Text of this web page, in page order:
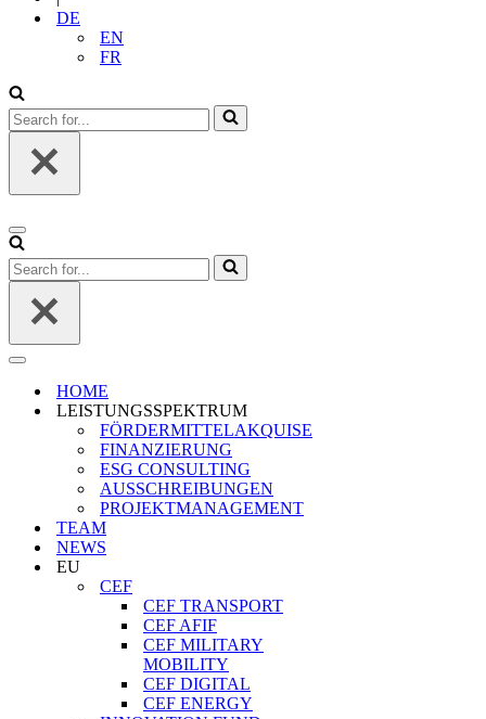
DE
EN
FR
Search
for...
Navigation
Menu
Search
for...
Navigation
HOME
LEISTUNGSSPEKTRUM
FÖRDERMITTELAKQUISE
FINANZIERUNG
ESG CONSULTING
AUSSCHREIBUNGEN
PROJEKTMANAGEMENT
TEAM
NEWS
EU
CEF
CEF TRANSPORT
CEF AFIF
CEF MILITARY
MOBILITY
CEF DIGITAL
CEF ENERGY